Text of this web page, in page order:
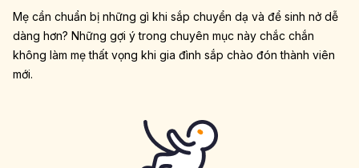
Mẹ cần chuẩn bị những gì khi sắp chuyển dạ và để sinh nở dễ
dàng hơn? Những gợi ý trong chuyên mục này chắc chắn
không làm mẹ thất vọng khi gia đình sắp chào đón thành viên
mới.